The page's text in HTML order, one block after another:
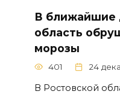
В ближайшие
область
морозы
401 24
В Ростовской